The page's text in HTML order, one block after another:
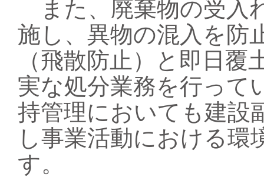
また、廃棄物の受入
施し、異物の混入を防
（飛散防止）と即日
実な処分業務を行って
持管理においても建設
し事業活動における環
す。